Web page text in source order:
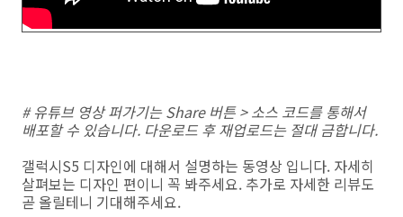
# 유튜브 영상 퍼가기는 Share 버튼 > 소스 코드를 통해서
배포할 수 있습니다. 다운로드 후 재업로드는 절대 금합니다.
갤럭시S5 디자인에 대해서 설명하는 동영상 입니다. 자세히
살펴보는 디자인 편이니 꼭 봐주세요. 추가로 자세한 리뷰도
곧 올릴테니 기대해주세요.